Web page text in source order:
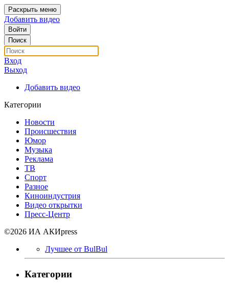
Раскрыть меню
Добавить видео
Войти
Поиск
Вход
Выход
Добавить видео
Категории
Новости
Происшествия
Юмор
Музыка
Реклама
ТВ
Спорт
Разное
Киноиндустрия
Видео открытки
Пресс-Центр
©2026 ИА АКИpress
Лучшее от BulBul
Категории